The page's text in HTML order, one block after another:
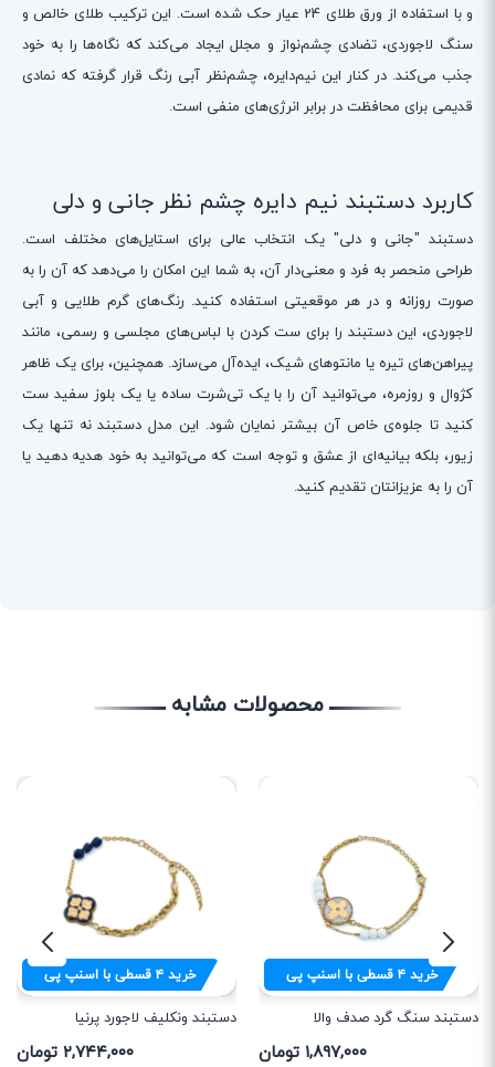
و با استفاده از ورق طلای 24 عیار حک شده است. این ترکیب طلای خالص و
سنگ لاجوردی، تضادی چشم‌نواز و مجلل ایجاد می‌کند که نگاه‌ها را به خود
جذب می‌کند. در کنار این نیم‌دایره، چشم‌نظر آبی رنگ قرار گرفته که نمادی
قدیمی برای محافظت در برابر انرژی‌های منفی است.
کاربرد دستبند نیم دایره چشم نظر جانی و دلی
دستبند "جانی و دلی" یک انتخاب عالی برای استایل‌های مختلف است.
طراحی منحصر به فرد و معنی‌دار آن، به شما این امکان را می‌دهد که آن را به
صورت روزانه و در هر موقعیتی استفاده کنید. رنگ‌های گرم طلایی و آبی
لاجوردی، این دستبند را برای ست کردن با لباس‌های مجلسی و رسمی، مانند
پیراهن‌های تیره یا مانتوهای شیک، ایده‌آل می‌سازد. همچنین، برای یک ظاهر
کژوال و روزمره، می‌توانید آن را با یک تی‌شرت ساده یا یک بلوز سفید ست
کنید تا جلوه‌ی خاص آن بیشتر نمایان شود. این مدل دستبند نه تنها یک
زیور، بلکه بیانیه‌ای از عشق و توجه است که می‌توانید به خود هدیه دهید یا
آن را به عزیزانتان تقدیم کنید.
محصولات مشابه
خرید۴قسطی با اسنپ پی
دستبند سنگ گرد صدف والا
۱,۸۹۷,۰۰۰ تومان
خرید۴قسطی با اسنپ پی
دستبند ونکلیف لاجورد پرنیا
۲,۷۴۴,۰۰۰ تومان